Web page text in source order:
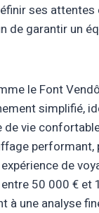
ses
de garantir un
le Font
simplifié,
vie
de
50 000 €
à une analyse